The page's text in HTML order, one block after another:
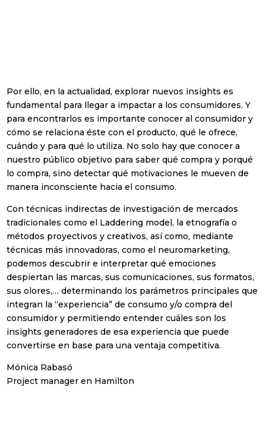
Por ello, en la actualidad, explorar nuevos insights es
fundamental para llegar a impactar a los consumidores. Y
para encontrarlos es importante conocer al consumidor y
cómo se relaciona éste con el producto, qué le ofrece,
cuándo y para qué lo utiliza. No solo hay que conocer a
nuestro público objetivo para saber qué compra y porqué
lo compra, sino detectar qué motivaciones le mueven de
manera inconsciente hacia el consumo.
Con técnicas indirectas de investigación de mercados
tradicionales como el Laddering model, la etnografía o
métodos proyectivos y creativos, así como, mediante
técnicas más innovadoras, como el neuromarketing,
podemos descubrir e interpretar qué emociones
despiertan las marcas, sus comunicaciones, sus formatos,
sus olores,… determinando los parámetros principales que
integran la “experiencia” de consumo y/o compra del
consumidor y permitiendo entender cuáles son los
insights generadores de esa experiencia que puede
convertirse en base para una ventaja competitiva.
Mónica Rabasó
Project manager en Hamilton